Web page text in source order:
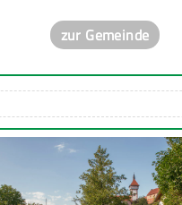
zur Gemeinde